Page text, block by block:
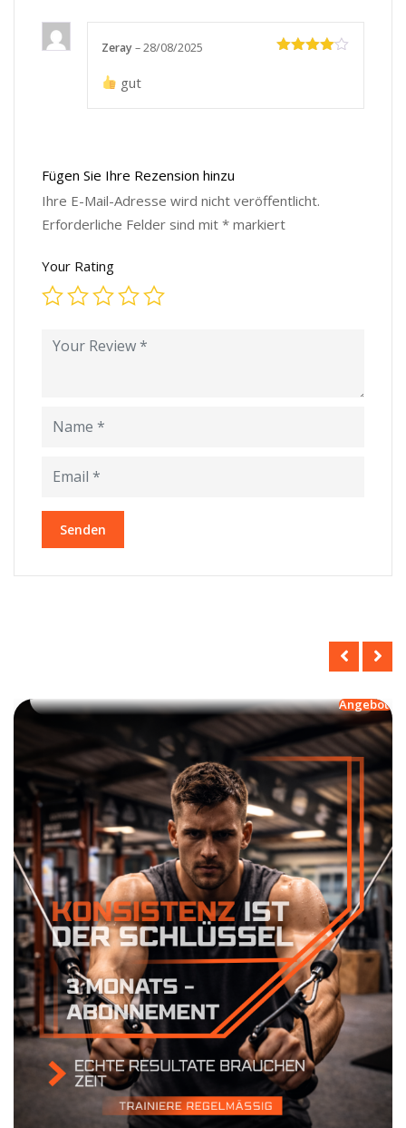
Zeray–28/08/2025
gut
Fügen Sie Ihre Rezension hinzu
Ihre E-Mail-Adresse wird nicht veröffentlicht.
Erforderliche Felder sind mit * markiert
Your Rating
Angebot!